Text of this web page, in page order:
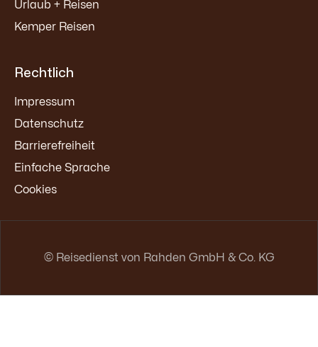
Urlaub + Reisen
Kemper Reisen
Rechtlich
Impressum
Datenschutz
Barrierefreiheit
Einfache Sprache
Cookies
© Reisedienst von Rahden GmbH & Co. KG